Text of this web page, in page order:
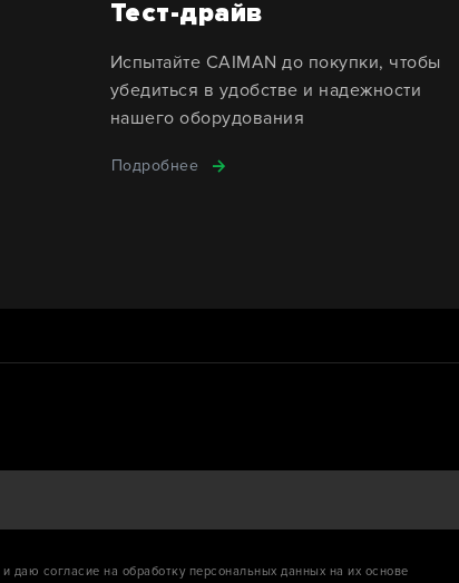
Тест-драйв
Испытайте CAIMAN до покупки, чтобы
убедиться в удобстве и надежности
нашего оборудования
Подробнее
и даю согласие на обработку персональных данных на их основе